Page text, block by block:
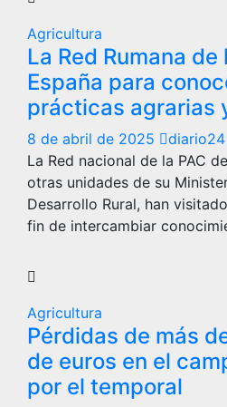
Agricultura
La Red Rumana de
España para
prácticas agrarias
8 de abril de 2025
diario24
La Red nacional de la PAC
otras unidades de su
Desarrollo Rural, han
fin de intercambiar
Agricultura
Pérdidas de más
de euros en el
por el temporal